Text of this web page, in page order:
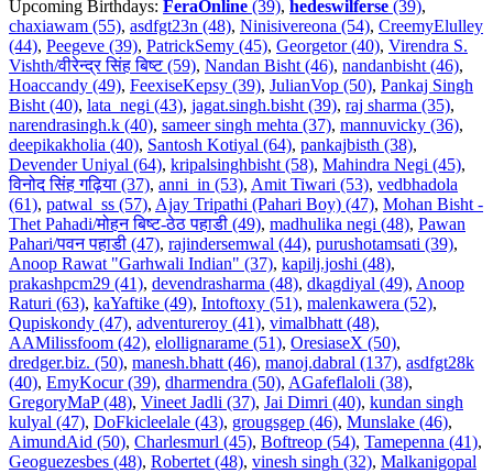
Upcoming Birthdays: FeraOnline (39), hedeswilferse (39),
chaxiawam (55), asdfgt23n (48), Ninisivereona (54), CreemyElulley
(44), Peegeve (39), PatrickSemy (45), Georgetor (40), Virendra S.
Vishth/वीरेन्द्र सिंह बिष्ट (59), Nandan Bisht (46), nandanbisht (46),
Hoaccandy (49), FeexiseKepsy (39), JulianVop (50), Pankaj Singh
Bisht (40), lata_negi (43), jagat.singh.bisht (39), raj sharma (35),
narendrasingh.k (40), sameer singh mehta (37), mannuvicky (36),
deepikakholia (40), Santosh Kotiyal (64), pankajbisth (38),
Devender Uniyal (64), kripalsinghbisht (58), Mahindra Negi (45),
विनोद सिंह गढ़िया (37), anni_in (53), Amit Tiwari (53), vedbhadola
(61), patwal_ss (57), Ajay Tripathi (Pahari Boy) (47), Mohan Bisht -
Thet Pahadi/मोहन बिष्ट-ठेठ पहाडी (49), madhulika negi (48), Pawan
Pahari/पवन पहाडी (47), rajindersemwal (44), purushotamsati (39),
Anoop Rawat "Garhwali Indian" (37), kapilj.joshi (48),
prakashpcm29 (41), devendrasharma (48), dkagdiyal (49), Anoop
Raturi (63), kaYaftike (49), Intoftoxy (51), malenkawera (52),
Qupiskondy (47), adventureroy (41), vimalbhatt (48),
AAMilissfoom (42), elollignarame (51), OresiaseX (50),
dredger.biz. (50), manesh.bhatt (46), manoj.dabral (137), asdfgt28k
(40), EmyKocur (39), dharmendra (50), AGafeflaloli (38),
GregoryMaP (48), Vineet Jadli (37), Jai Dimri (40), kundan singh
kulyal (47), DoFkicleelale (43), grougsgep (46), Munslake (46),
AimundAid (50), Charlesmurl (45), Boftreop (54), Tamepenna (41),
Geoguezesbes (48), Robertet (48), vinesh singh (32), Malkanigopal